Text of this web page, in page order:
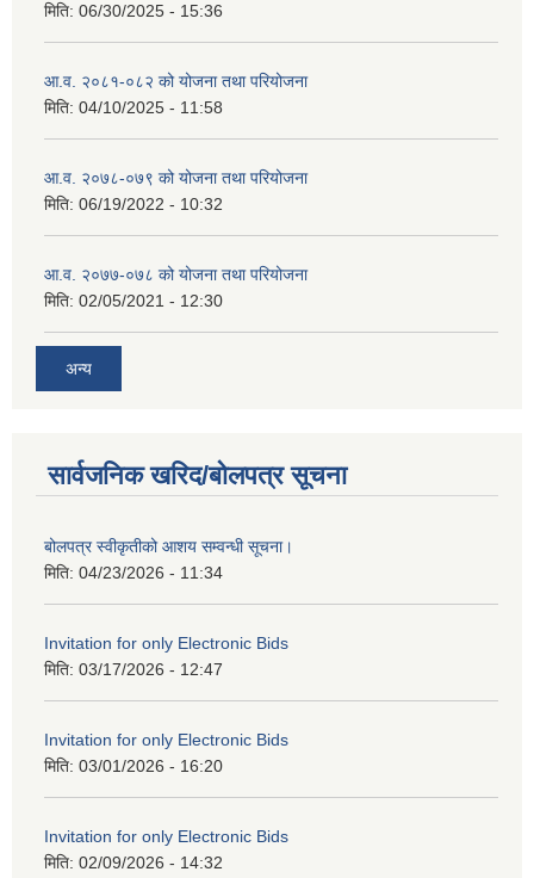
मिति: 06/30/2025 - 15:36
आ.व. २०८१-०८२ को योजना तथा परियोजना
मिति: 04/10/2025 - 11:58
आ.व. २०७८-०७९ को योजना तथा परियोजना
मिति: 06/19/2022 - 10:32
आ.व. २०७७-०७८ को योजना तथा परियोजना
मिति: 02/05/2021 - 12:30
अन्य
सार्वजनिक खरिद/बोलपत्र सूचना
बोलपत्र स्वीकृतीको आशय सम्वन्धी सूचना।
मिति: 04/23/2026 - 11:34
Invitation for only Electronic Bids
मिति: 03/17/2026 - 12:47
Invitation for only Electronic Bids
मिति: 03/01/2026 - 16:20
Invitation for only Electronic Bids
मिति: 02/09/2026 - 14:32